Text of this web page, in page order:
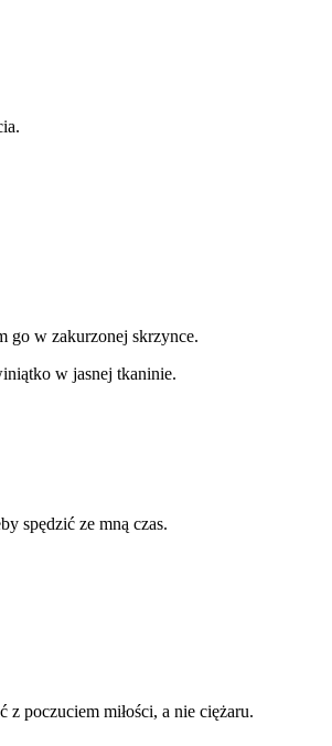
go w zakurzonej skrzynce.
w jasnej tkaninie.
spędzić ze mną czas.
z poczuciem miłości, a nie ciężaru.